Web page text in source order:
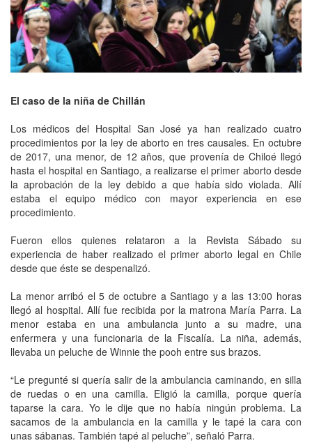
El caso de la niña de Chillán
Los médicos del Hospital San José ya han realizado cuatro
procedimientos por la ley de aborto en tres causales. En octubre
de 2017, una menor, de 12 años, que provenía de Chiloé llegó
hasta el hospital en Santiago, a realizarse el primer aborto desde
la aprobación de la ley debido a que había sido violada. Allí
estaba el equipo médico con mayor experiencia en ese
procedimiento.
Fueron ellos quienes relataron a la Revista Sábado su
experiencia de haber realizado el primer aborto legal en Chile
desde que éste se despenalizó.
La menor arribó el 5 de octubre a Santiago y a las 13:00 horas
llegó al hospital. Allí fue recibida por la matrona María Parra. La
menor estaba en una ambulancia junto a su madre, una
enfermera y una funcionaria de la Fiscalía. La niña, además,
llevaba un peluche de Winnie the pooh entre sus brazos.
“Le pregunté si quería salir de la ambulancia caminando, en silla
de ruedas o en una camilla. Eligió la camilla, porque quería
taparse la cara. Yo le dije que no había ningún problema. La
sacamos de la ambulancia en la camilla y le tapé la cara con
unas sábanas. También tapé al peluche”, señaló Parra.